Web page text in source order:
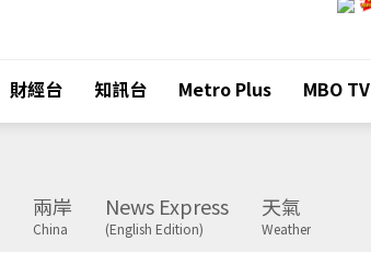
財經台 知訊台 Metro Plus MBO TV
兩岸
China
News Express
(English Edition)
天氣
Weather